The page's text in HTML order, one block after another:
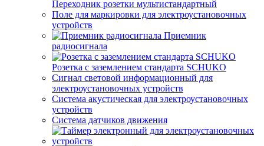
Переходник розетки мультистандартный
Поле для маркировки для электроустановочных
устройств
Приемник
радиосигнала
Розетка с заземлением стандарта SCHUKO
Сигнал световой информационный для
электроустановочных устройств
Система акустическая для электроустановочных
устройств
Система датчиков движения